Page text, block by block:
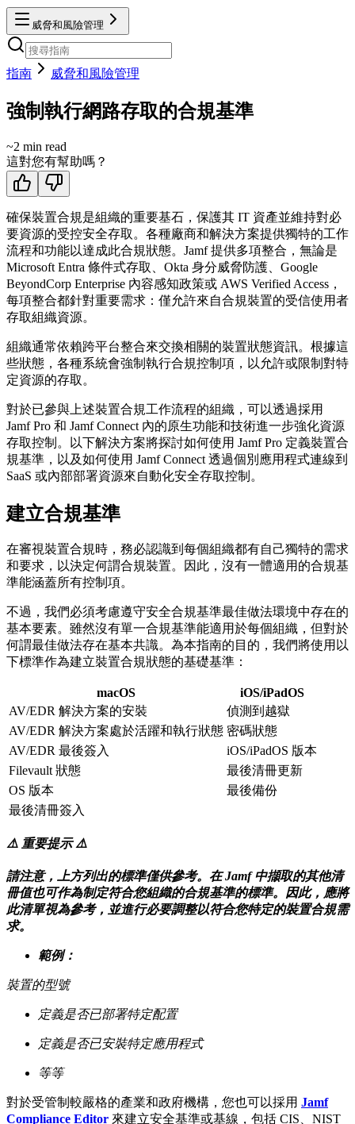
威脅和風險管理
指南 威脅和風險管理
強制執行網路存取的合規基準
~2 min read
這對您有幫助嗎？
確保裝置合規是組織的重要基石，保護其 IT 資產並維持對必
要資源的受控安全存取。各種廠商和解決方案提供獨特的工作
流程和功能以達成此合規狀態。Jamf 提供多項整合，無論是
Microsoft Entra 條件式存取、Okta 身分威脅防護、Google
BeyondCorp Enterprise 內容感知政策或 AWS Verified Access，
每項整合都針對重要需求：僅允許來自合規裝置的受信使用者
存取組織資源。
組織通常依賴跨平台整合來交換相關的裝置狀態資訊。根據這
些狀態，各種系統會強制執行合規控制項，以允許或限制對特
定資源的存取。
對於已參與上述裝置合規工作流程的組織，可以透過採用
Jamf Pro 和 Jamf Connect 內的原生功能和技術進一步強化資源
存取控制。以下解決方案將探討如何使用 Jamf Pro 定義裝置合
規基準，以及如何使用 Jamf Connect 透過個別應用程式連線到
SaaS 或內部部署資源來自動化安全存取控制。
建立合規基準
在審視裝置合規時，務必認識到每個組織都有自己獨特的需求
和要求，以決定何謂合規裝置。因此，沒有一體適用的合規基
準能涵蓋所有控制項。
不過，我們必須考慮遵守安全合規基準最佳做法環境中存在的
基本要素。雖然沒有單一合規基準能適用於每個組織，但對於
何謂最佳做法存在基本共識。為本指南的目的，我們將使用以
下標準作為建立裝置合規狀態的基礎基準：
macOS
iOS/iPadOS
AV/EDR 解決方案的安裝
偵測到越獄
AV/EDR 解決方案處於活躍和執行狀態 密碼狀態
AV/EDR 最後簽入
iOS/iPadOS 版本
Filevault 狀態
最後清冊更新
OS 版本
最後備份
最後清冊簽入
⚠️ 重要提示 ⚠️
請注意，上方列出的標準僅供參考。在 Jamf 中擷取的其他清
冊值也可作為制定符合您組織的合規基準的標準。因此，應將
此清單視為參考，並進行必要調整以符合您特定的裝置合規需
求。
範例：
裝置的型號
定義是否已部署特定配置
定義是否已安裝特定應用程式
等等
對於受管制較嚴格的產業和政府機構，您也可以採用 Jamf
Compliance Editor 來建立安全基準或基線，包括 CIS、NIST